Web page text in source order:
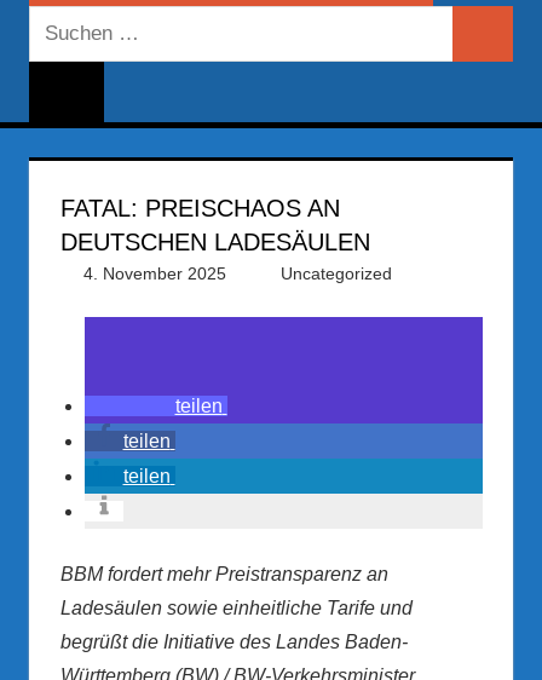
Suchen
nach:
FATAL: PREISCHAOS AN
DEUTSCHEN LADESÄULEN
4. November 2025 PRGateway
Uncategorized
teilen
teilen
teilen
BBM fordert mehr Preistransparenz an
Ladesäulen sowie einheitliche Tarife und
begrüßt die Initiative des Landes Baden-